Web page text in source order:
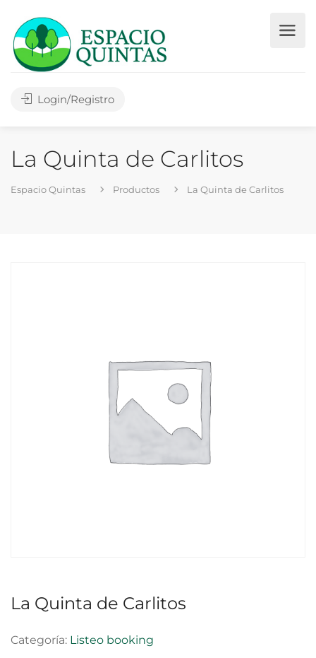
Login/Registro
La Quinta de Carlitos
Espacio Quintas Productos La Quinta de Carlitos
La Quinta de Carlitos
Categoría: Listeo booking